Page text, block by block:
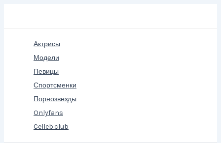
Актрисы
Модели
Певицы
Спортсменки
Порнозвезды
Onlyfans
Celleb.club